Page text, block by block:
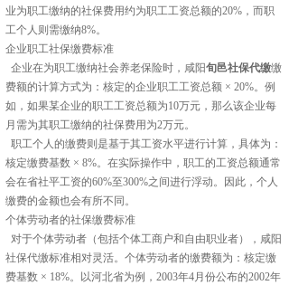
业为职工缴纳的社保费用约为职工工资总额的20%，而职
工个人则需缴纳8%。
企业职工社保缴费标准
企业在为职工缴纳社会养老保险时，咸阳旬邑社保代缴缴
费额的计算方式为：核定的企业职工工资总额 × 20%。例
如，如果某企业的职工工资总额为10万元，那么该企业每
月需为其职工缴纳的社保费用为2万元。
职工个人的缴费则是基于其工资水平进行计算，具体为：
核定缴费基数 × 8%。在实际操作中，职工的工资总额通常
会在省社平工资的60%至300%之间进行浮动。因此，个人
缴费的金额也会有所不同。
个体劳动者的社保缴费标准
对于个体劳动者（包括个体工商户和自由职业者），咸阳
社保代缴标准相对灵活。个体劳动者的缴费额为：核定缴
费基数 × 18%。以河北省为例，2003年4月份公布的2002年